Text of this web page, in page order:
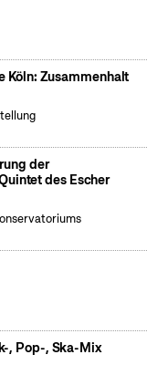
Köln: Zusammenhalt
der
des Escher
, Pop-, Ska-Mix